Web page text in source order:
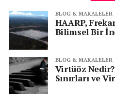
BLOG & MAKALELER
HAARP,
Bilimsel Bir
BLOG & MAKALELER
Virtüöz
Sınırları ve